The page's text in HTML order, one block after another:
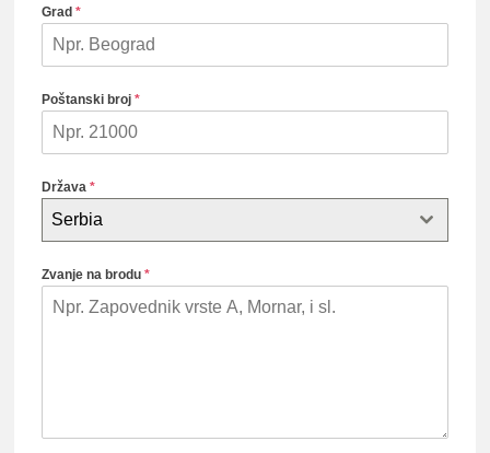
Grad*
Poštanski broj*
Država*
Serbia
Zvanje na brodu*